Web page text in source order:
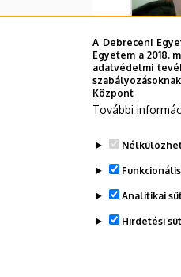
Dolgozói
A Debreceni
Egyetem a 2018.
adatvédelmi
Központ
További
Analitikai
Hirdetési